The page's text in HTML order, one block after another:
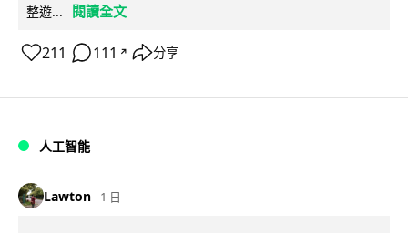
整遊...
閱讀全文
211 111 ↗ 分享
人工智能
Lawton 1 日